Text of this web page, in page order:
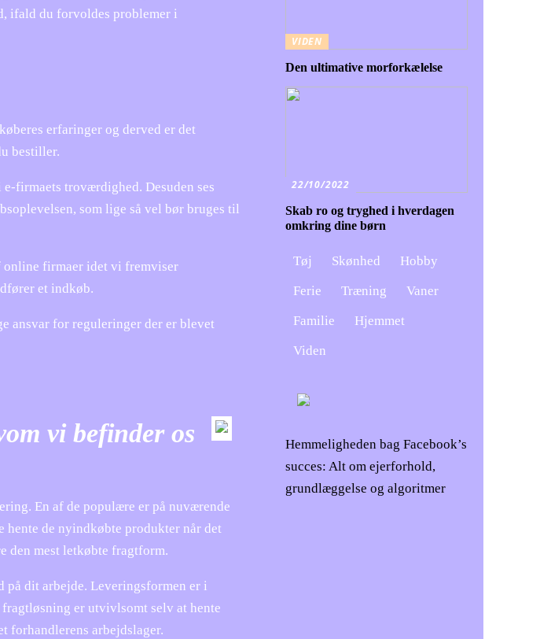
ifald du forvoldes problemer i
erfaringer og derved er det
bestiller.
firmaets troværdighed. Desuden ses
som lige så vel bør bruges til
online firmaer idet vi fremviser
et indkøb.
ansvar for reguleringer der er blevet
vi befinder os
En af de populære er på nuværende
de nyindkøbte produkter når det
den mest letkøbte fragtform.
dit arbejde. Leveringsformen er i
er utvivlsomt selv at hente
forhandlerens arbejdslager.
VIDEN
Den ultimative morforkælelse
22/10/2022
Skab ro og tryghed i hverdagen
omkring dine børn
Tøj Skønhed
Hobby
Ferie
Træning
Vaner
Familie
Hjemmet
Viden
Hemmeligheden bag Facebook’s
succes: Alt om ejerforhold,
grundlæggelse og algoritmer